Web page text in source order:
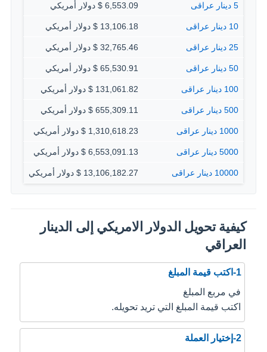
5 دينار عراقى 6,553.09 $ دولار أمريكي
10 دينار عراقى 13,106.18 $ دولار أمريكي
25 دينار عراقى 32,765.46 $ دولار أمريكي
50 دينار عراقى 65,530.91 $ دولار أمريكي
100 دينار عراقى 131,061.82 $ دولار أمريكي
500 دينار عراقى 655,309.11 $ دولار أمريكي
1000 دينار عراقى 1,310,618.23 $ دولار أمريكي
5000 دينار عراقى 6,553,091.13 $ دولار أمريكي
10000 دينار عراقى 13,106,182.27 $ دولار أمريكي
كيفية تحويل الدولار الامريكي إلى الدينار
العراقي
1-اكتب قيمة المبلغ
في مربع المبلغ
اكتب قيمة المبلغ التي تريد تحويله.
2-إختيار العملة